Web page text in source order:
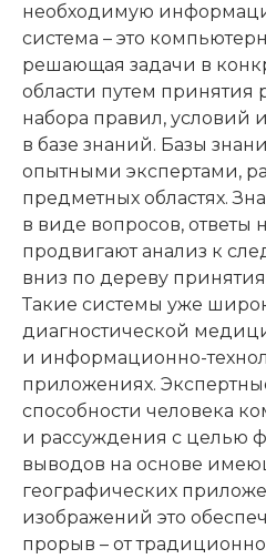
необходимую
система – это
решающая задачи в
области путем
набора правил, условий
в базе знаний. Базы
опытными экспертами,
предметных областях.
в виде вопросов, ответы
продвигают анализ к
вниз по дереву
Такие системы уже
диагностической
и информационно-
приложениях.
способности человека
и рассуждения с целью
выводов на основе
географических
изображений это
прорыв – от